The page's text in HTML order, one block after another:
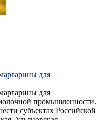
для
для
промышленности.
субъектах Российской